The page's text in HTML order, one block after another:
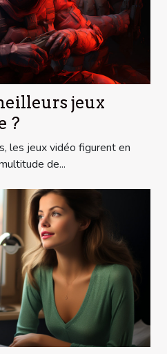
jeux
?
les jeux vidéo figurent en
de...